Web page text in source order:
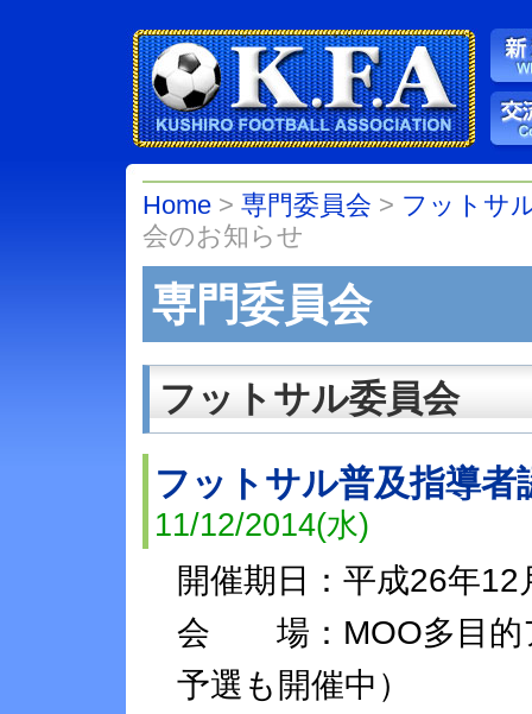
Home >専門委員会 > フットサ
会のお知らせ
専門委員会
フットサル委員会
フットサル普及指導
11/12/2014(水)
開催期日：平成26年
会 場：MOO多目的
予選も開催中）